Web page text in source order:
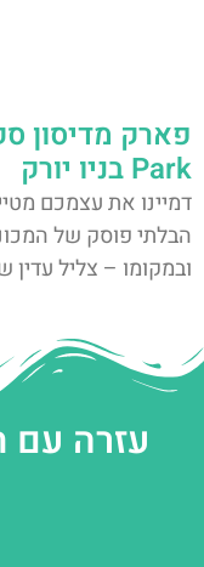
Park בניו יורק
דמיינו את עצמכם
הבלתי פוסק של
ובמקומו – צליל
עזרה עם